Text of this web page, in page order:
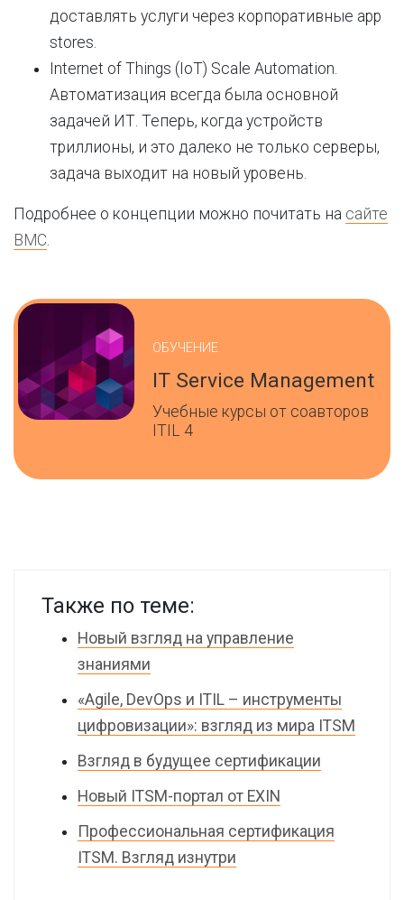
доставлять услуги через корпоративные app
stores.
Internet of Things (IoT) Scale Automation.
Автоматизация всегда была основной
задачей ИТ. Теперь, когда устройств
триллионы, и это далеко не только серверы,
задача выходит на новый уровень.
Подробнее о концепции можно почитать на сайте
BMC.
ОБУЧЕНИЕ
IT Service Management
Учебные курсы от соавторов
ITIL 4
Также по теме:
Новый взгляд на управление
знаниями
«Agile, DevOps и ITIL – инструменты
цифровизации»: взгляд из мира ITSM
Взгляд в будущее сертификации
Новый ITSM-портал от EXIN
Профессиональная сертификация
ITSM. Взгляд изнутри